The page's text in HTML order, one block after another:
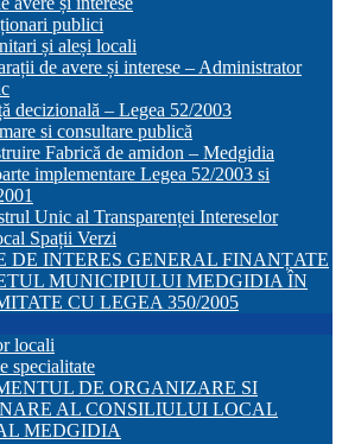
publici
și aleși locali
de avere și interese – Administrator
decizională – Legea 52/2003
si consultare publică
Fabrică de amidon – Medgidia
implementare Legea 52/2003 si
Unic al Transparenței Intereselor
Spații Verzi
DE INTERES GENERAL FINANȚATE
MUNICIPIULUI MEDGIDIA ÎN
CU LEGEA 350/2005
locali
specialitate
DE ORGANIZARE SI
AL CONSILIULUI LOCAL
MEDGIDIA